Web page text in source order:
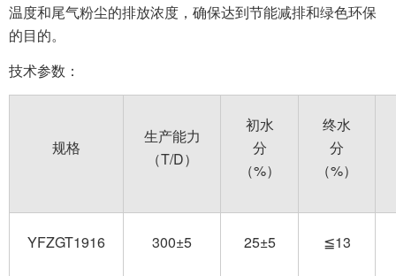
温度和尾气粉尘的排放浓度，确保达到节能减排和绿色环保
的目的。
技术参数：
规格
生产能力
（T/D）
初水
分
（%）
终水
分
（%）
YFZGT1916 300±5 25±5 ≦13